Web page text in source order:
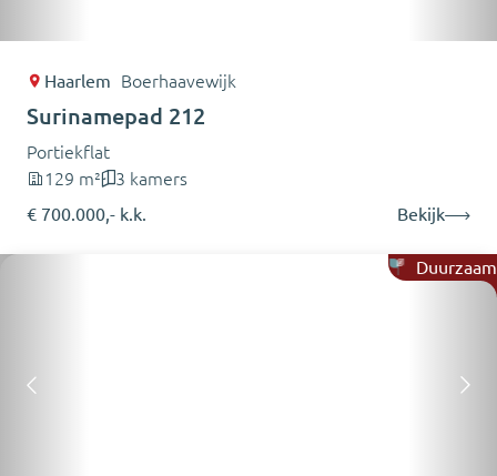
Haarlem Boerhaavewijk
Surinamepad 212
Portiekflat
129 m²
3 kamers
€ 700.000,- k.k.
Bekijk
Duurzaam